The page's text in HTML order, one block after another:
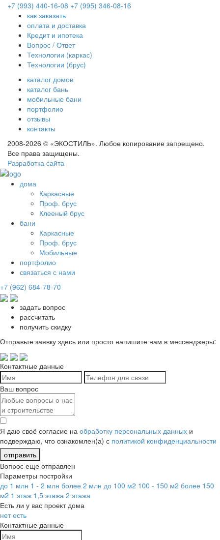
+7 (993) 440-16-08 +7 (995) 346-08-16
как заказать
оплата и доставка
Кредит и ипотека
Вопрос / Ответ
Технологии (каркас)
Технологии (брус)
каталог домов
каталог бань
мобильные бани
портфолио
отзывы
контакты
2008-2026 © «ЭКОСТИЛЬ». Любое копирование запрещено.
Все права защищены.
Разработка сайта
дома
Каркасные
Проф. брус
Клееный брус
бани
Каркасные
Проф. брус
Мобильные
портфолио
связаться с нами
+7 (962) 684-78-70
задать вопрос
рассчитать
получить скидку
Отправьте заявку здесь или просто напишите нам в мессенджеры:
Контактные данные
Ваш вопрос
Я даю своё согласие на обработку персональных данных и
подверждаю, что ознакомлен(а) с политикой конфиденциальности
отправить
Вопрос еще отправлен
Параметры постройки
до 1 млн 1 - 2 млн более 2 млн до 100 м2 100 - 150 м2 более 150
м2 1 этаж 1,5 этажа 2 этажа
Есть ли у вас проект дома
нет есть
Контактные данные